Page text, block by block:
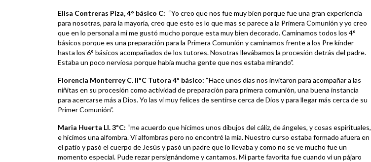
Elisa Contreras Piza, 4° básico C: “Yo creo que nos fue muy bien porque fue una gran experiencia
para nosotras, para la mayoría, creo que esto es lo que mas se parece a la Primera Comunión y yo creo
que en lo personal a mi me gustó mucho porque esta muy bien decorado. Caminamos todos los 4°
básicos porque es una preparación para la Primera Comunión y caminamos frente a los Pre kínder
hasta los 6° básicos acompañados de los tutores. Nosotras llevábamos la procesión detrás del padre.
Estaba un poco nerviosa porque había mucha gente que nos estaba mirando”.
Florencia Monterrey C. IIºC Tutora 4º básico: “Hace unos días nos invitaron para acompañar a las
niñitas en su procesión como actividad de preparación para primera comunión, una buena instancia
para acercarse más a Dios. Yo las vi muy felices de sentirse cerca de Dios y para llegar más cerca de su
Primer Comunión”.
Maria Huerta Ll. 3ºC: “me acuerdo que hicimos unos dibujos del cáliz, de ángeles, y cosas espirituales,
e hicimos una alfombra. Vi alfombras pero no encontré la mía. Nuestro curso estaba formado afuera en
el patio y pasó el cuerpo de Jesús y pasó un padre que lo llevaba y como no se ve mucho fue un
momento especial. Pude rezar persignándome y cantamos. Mi parte favorita fue cuando vi un pájaro